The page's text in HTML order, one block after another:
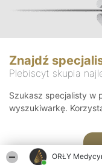
ORŁY
Znajdź
Plebiscyt skupia
Szukasz specjalisty w
wyszukiwarkę.